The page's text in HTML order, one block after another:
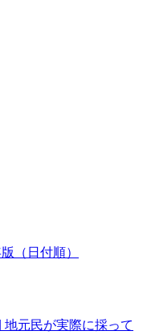
（日付順）
地元民が実際に採って